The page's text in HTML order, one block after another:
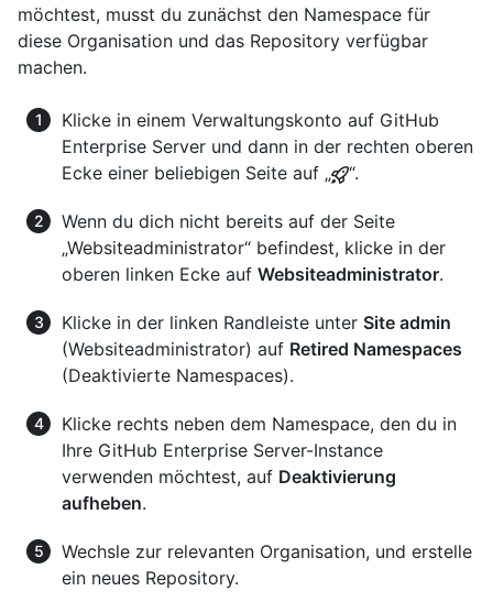
möchtest, musst du zunächst den Namespace für
diese Organisation und das Repository verfügbar
machen.
Klicke in einem Verwaltungskonto auf GitHub
Enterprise Server und dann in der rechten oberen
Ecke einer beliebigen Seite auf „
“.
Wenn du dich nicht bereits auf der Seite
„Websiteadministrator“ befindest, klicke in der
oberen linken Ecke auf Websiteadministrator.
Klicke in der linken Randleiste unter Site admin
(Websiteadministrator) auf Retired Namespaces
(Deaktivierte Namespaces).
Klicke rechts neben dem Namespace, den du in
Ihre GitHub Enterprise Server-Instance
verwenden möchtest, auf Deaktivierung
aufheben.
Wechsle zur relevanten Organisation, und erstelle
ein neues Repository.